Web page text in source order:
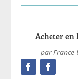
Acheter en
par